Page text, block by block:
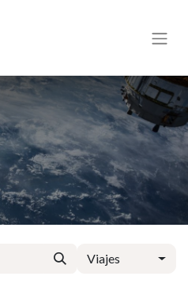
Viajes